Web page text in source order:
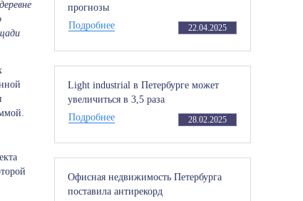
прогнозы
Подробнее
22.04.2025
Light industrial в Петербурге может
увеличиться в 3,5 раза
Подробнее
28.02.2025
Офисная недвижимость Петербурга
поставила антирекорд